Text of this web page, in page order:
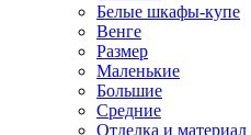
Белые шкафы-купе
Венге
Размер
Маленькие
Большие
Средние
Отделка и материал